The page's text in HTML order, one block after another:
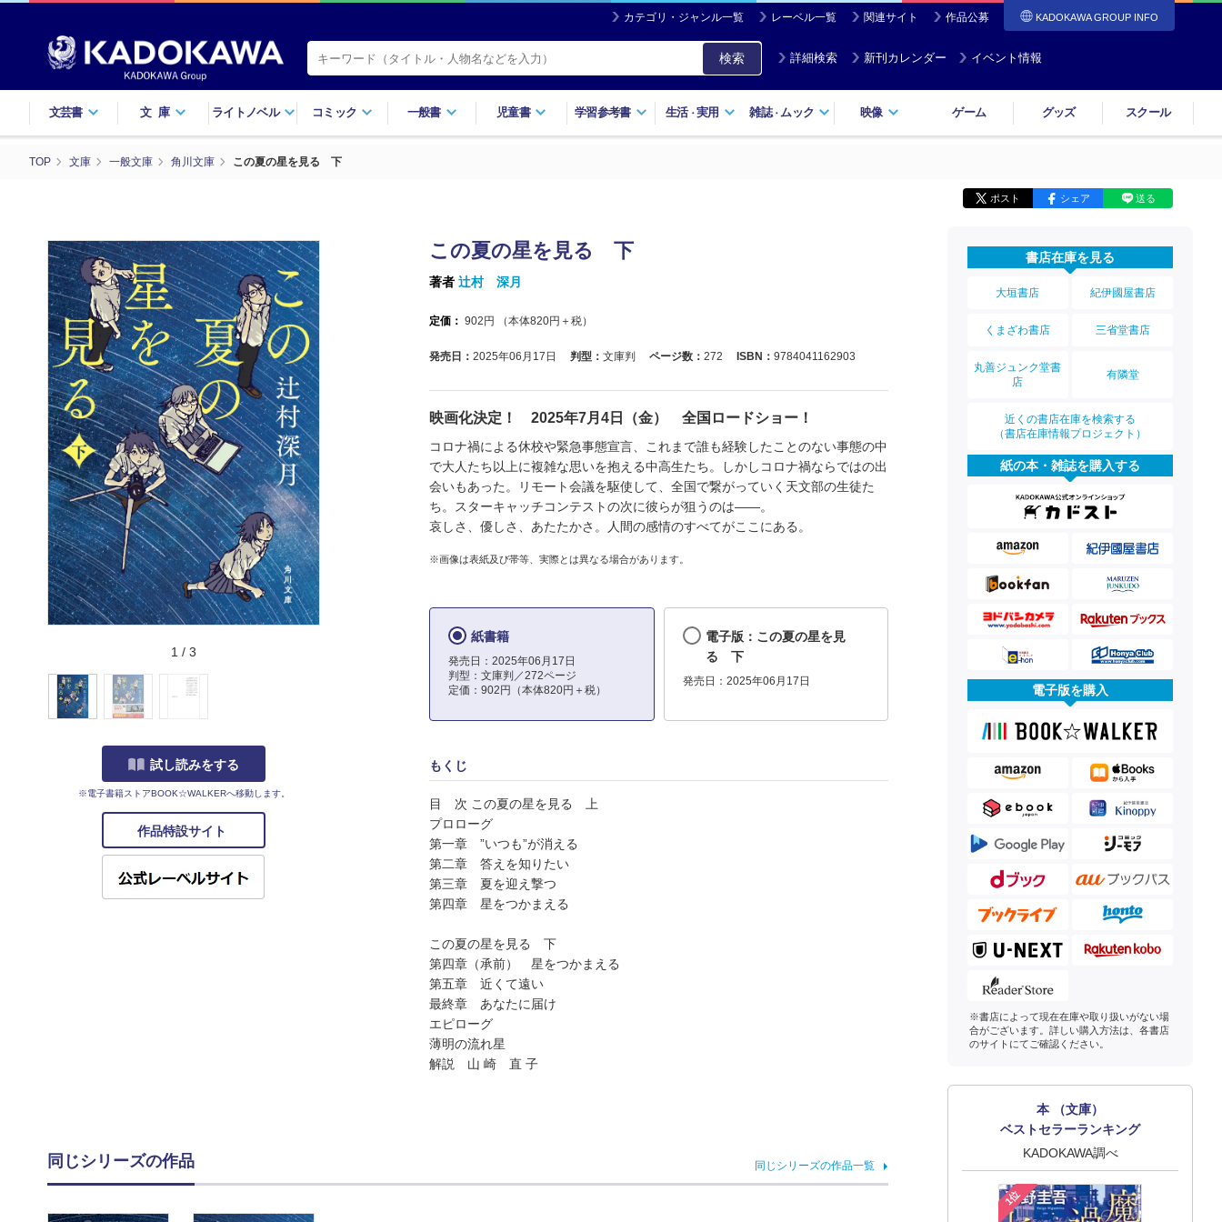
カテゴリ・ジャンル一覧 レーベル一覧 関連サイト 作品公募 KADOKAWA GROUP INFO
検索 詳細検索 新刊カレンダー イベント情報
文芸書 文庫 ライトノベル コミック 一般書 児童書 学習参考書 生活・実用 雑誌・ ムック 映像 ゲーム グッズ スクール
TOP 文庫 一般文庫 角川文庫 この夏の星を見る 下
ポスト シェア 送る
1 / 3
試し読みをする
※電子書籍ストアBOOK☆WALKERへ移動します。
作品特設サイト
この夏の星を見る 下
著者 辻村 深月
定価： 902 円 （本体820円＋税）
発売日： 2025年06月17日 判型： 文庫判 ページ数： 272 ISBN： 9784041162903
映画化決定！ 2025年7月4日（金） 全国ロードショー！
コロナ禍による休校や緊急事態宣言、これまで誰も経験したことのない事態の中
で大人たち以上に複雑な思いを抱える中高生たち。しかしコロナ禍ならではの出
会いもあった。リモート会議を駆使して、全国で繋がっていく天文部の生徒た
ち。スターキャッチコンテストの次に彼らが狙うのは――。
哀しさ、優しさ、あたたかさ。人間の感情のすべてがここにある。
※画像は表紙及び帯等、実際とは異なる場合があります。
紙書籍
発売日：2025年06月17日
判型：文庫判／272ページ
定価：902円（本体820円＋税）
電子版：この夏の星を見
る 下
発売日：2025年06月17日
もくじ
目 次 この夏の星を見る 上
プロローグ
第一章 ”いつも”が消える
第二章 答えを知りたい
第三章 夏を迎え撃つ
第四章 星をつかまえる
この夏の星を見る 下
第四章（承前） 星をつかまえる
第五章 近くて遠い
最終章 あなたに届け
エピローグ
薄明の流れ星
解説 山 崎 直 子
同じシリーズの作品 同じシリーズの作品一覧
書店在庫を見る
大垣書店 紀伊國屋書店
くまざわ書店 三省堂書店
丸善ジュンク堂書
店
有隣堂
近くの書店在庫を検索する
（書店在庫情報プロジェクト）
紙の本・雑誌を購入する
電子版を購入
※書店によって現在在庫や取り扱いがない場
合がございます。詳しい購入方法は、各書店
のサイトにてご確認ください。
本 （文庫）
ベストセラーランキング
KADOKAWA調べ
1位